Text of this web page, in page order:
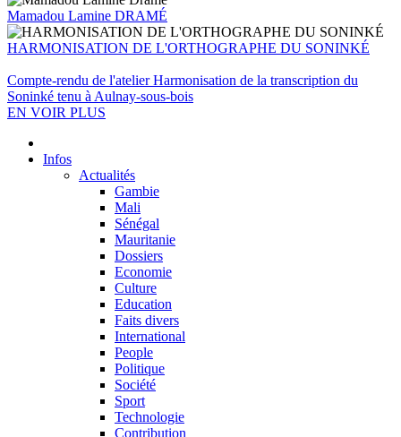
Mamadou Lamine DRAMÉ
HARMONISATION DE L'ORTHOGRAPHE DU SONINKÉ
Compte-rendu de l'atelier Harmonisation de la transcription du
Soninké tenu à Aulnay-sous-bois
EN VOIR PLUS
Infos
Actualités
Gambie
Mali
Sénégal
Mauritanie
Dossiers
Economie
Culture
Education
Faits divers
International
People
Politique
Société
Sport
Technologie
Contribution